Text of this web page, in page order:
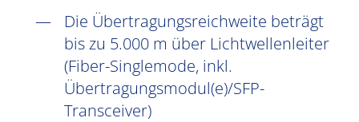
Die Übertragungsreichweite beträgt
bis zu 5.000 m über Lichtwellenleiter
(Fiber-Singlemode, inkl.
Übertragungsmodul(e)/SFP-
Transceiver)